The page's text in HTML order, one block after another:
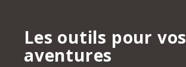
Les outils pour vos
aventures